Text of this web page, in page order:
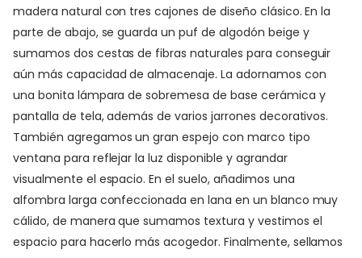
madera natural con tres cajones de diseño clásico. En la
parte de abajo, se guarda un puf de algodón beige y
sumamos dos cestas de fibras naturales para conseguir
aún más capacidad de almacenaje. La adornamos con
una bonita lámpara de sobremesa de base cerámica y
pantalla de tela, además de varios jarrones decorativos.
También agregamos un gran espejo con marco tipo
ventana para reflejar la luz disponible y agrandar
visualmente el espacio. En el suelo, añadimos una
alfombra larga confeccionada en lana en un blanco muy
cálido, de manera que sumamos textura y vestimos el
espacio para hacerlo más acogedor. Finalmente, sellamos